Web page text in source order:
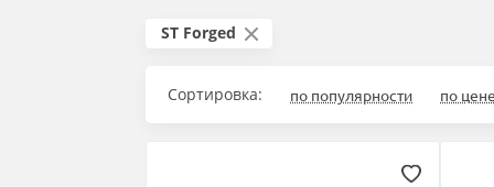
ST Forged
Сортировка: по популярности по